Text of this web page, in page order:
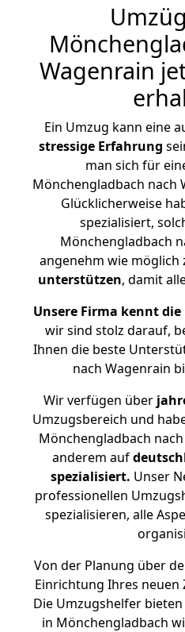
Wagenrain
Ein Umzug kann eine
stressige Erfahrung
man sich für
Mönchengladbach nach
Glücklicherweise
spezialisiert,
Mönchengladbach
angenehm wie möglich
unterstützen, damit
Unsere Firma kennt
wir sind stolz darauf,
Ihnen die beste
nach Wagenrain
Wir verfügen über
Umzugsbereich und
Mönchengladbach
anderem auf
spezialisiert. Unser
professionellen
spezialisieren, alle
Von der Planung über
Einrichtung Ihres neuen
Die Umzugshelfer
in Mönchengladbach